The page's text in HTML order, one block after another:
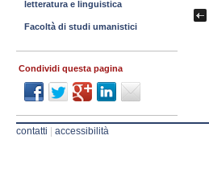
letteratura e linguistica
Facoltà di studi umanistici
Condividi questa pagina
contatti accessibilità